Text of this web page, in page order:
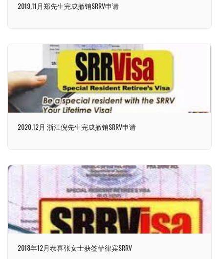
2019.11月郑先生完成撤销SRRV申请
2020.12月 浙江倪先生完成撤销SRRV申请
2018年12月恭喜张女士获签菲律宾SRRV